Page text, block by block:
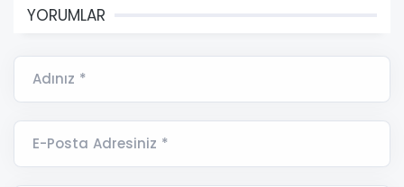
YORUMLAR
Adınız *
E-Posta Adresiniz *